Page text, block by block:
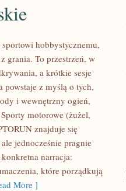
hobbystycznemu,
grania. To przestrzeń, w
a krótkie sesje
powstaje z myślą o tych,
i wewnętrzny ogień,
motorowe (żużel,
znajduje się
jednocześnie pragnie
narracja:
które porządkują
More ]